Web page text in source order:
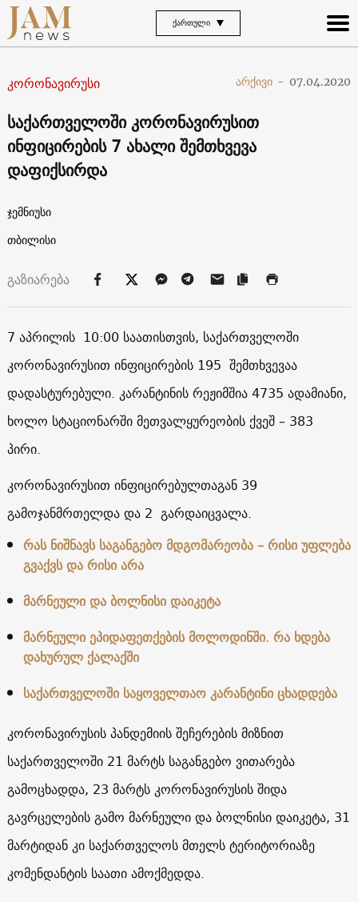
ᲥᲐᲠᲗᲣᲚᲘ
კორონავირუსი არქივი - 07.04.2020
საქართველოში კორონავირუსით
ინფიცირების 7 ახალი შემთხვევა
დაფიქსირდა
ჯემნიუსი
თბილისი
გაზიარება
7 აპრილის 10:00 საათისთვის, საქართველოში
კორონავირუსით ინფიცირების 195 შემთხვევაა
დადასტურებული. კარანტინის რეჟიმშია 4735 ადამიანი,
ხოლო სტაციონარში მეთვალყურეობის ქვეშ – 383
პირი.
კორონავირუსით ინფიცირებულთაგან 39
გამოჯანმრთელდა და 2 გარდაიცვალა.
რას ნიშნავს საგანგებო მდგომარეობა – რისი უფლება
გვაქვს და რისი არა
მარნეული და ბოლნისი დაიკეტა
მარნეული ეპიდაფეთქების მოლოდინში. რა ხდება
დახურულ ქალაქში
საქართველოში საყოველთაო კარანტინი ცხადდება
კორონავირუსის პანდემიის შეჩერების მიზნით
საქართველოში 21 მარტს საგანგებო ვითარება
გამოცხადდა, 23 მარტს კორონავირუსის შიდა
გავრცელების გამო მარნეული და ბოლნისი დაიკეტა, 31
მარტიდან კი საქართველოს მთელს ტერიტორიაზე
კომენდანტის საათი ამოქმედდა.